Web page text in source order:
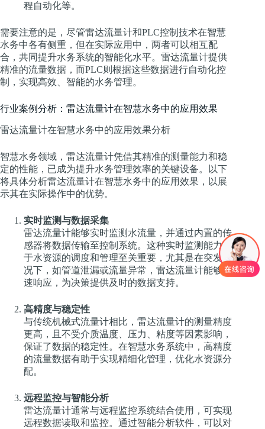
程自动化等。
需要注意的是，尽管雷达流量计和PLC控制技术在智慧
水务中各有侧重，但在实际应用中，两者可以相互配
合，共同提升水务系统的智能化水平。雷达流量计提供
精准的流量数据，而PLC则根据这些数据进行自动化控
制，实现高效、智能的水务管理。
行业案例分析：雷达流量计在智慧水务中的应用效果
雷达流量计在智慧水务中的应用效果分析
智慧水务领域，雷达流量计凭借其精准的测量能力和稳
定的性能，已成为提升水务管理效率的关键设备。以下
将具体分析雷达流量计在智慧水务中的应用效果，以展
示其在实际操作中的优势。
实时监测与数据采集
雷达流量计能够实时监测水流量，并通过内置的传
感器将数据传输至控制系统。这种实时监测能力对
于水资源的调度和管理至关重要，尤其是在突发情
况下，如管道泄漏或流量异常，雷达流量计能够迅
速响应，为决策提供及时的数据支持。
高精度与稳定性
与传统机械式流量计相比，雷达流量计的测量精度
更高，且不受介质温度、压力、粘度等因素影响，
保证了数据的稳定性。在智慧水务系统中，高精度
的流量数据有助于实现精细化管理，优化水资源分
配。
远程监控与智能分析
雷达流量计通常与远程监控系统结合使用，可实现
远程数据读取和监控。通过智能分析软件，可以对